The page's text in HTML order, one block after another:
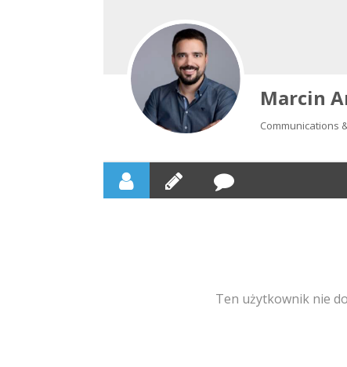
Marcin
Communications
Ten użytkownik nie